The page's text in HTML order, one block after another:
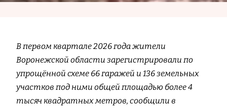
В первом квартале 2026 года жители
Воронежской области зарегистрировали по
упрощённой схеме 66 гаражей и 136 земельных
участков под ними общей площадью более 4
тысяч квадратных метров, сообщили в